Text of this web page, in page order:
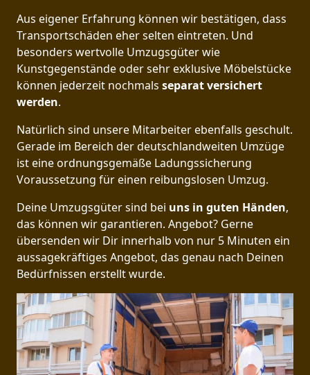
Aus eigener Erfahrung können wir bestätigen, dass
Transportschäden eher selten eintreten. Und
besonders wertvolle Umzugsgüter wie
Kunstgegenstände oder sehr exklusive Möbelstücke
können jederzeit nochmals separat versichert
werden.
Natürlich sind unsere Mitarbeiter ebenfalls geschult.
Gerade im Bereich der deutschlandweiten Umzüge
ist eine ordnungsgemäße Ladungssicherung
Voraussetzung für einen reibungslosen Umzug.
Deine Umzugsgüter sind bei uns in guten Händen,
das können wir garantieren. Angebot? Gerne
übersenden wir Dir innerhalb von nur 5 Minuten ein
aussagekräftiges Angebot, das genau nach Deinen
Bedürfnissen erstellt wurde.